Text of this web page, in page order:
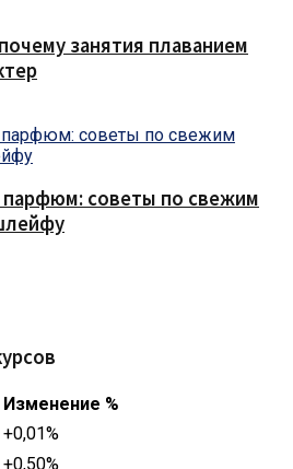
занятия плаванием
парфюм: советы по свежим
Изменение %
+0,01%
+0,50%